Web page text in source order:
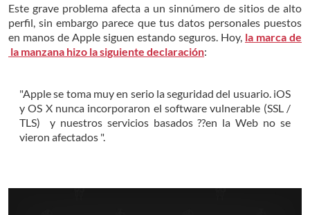
Este grave problema afecta a un sinnúmero de sitios de alto
perfil, sin embargo parece que tus datos personales puestos
en manos de Apple siguen estando seguros. Hoy, la marca de
la manzana hizo la siguiente declaración:
"Apple se toma muy en serio la seguridad del usuario. iOS
y OS X nunca incorporaron el software vulnerable (SSL /
TLS) y nuestros servicios basados ??en la Web no se
vieron afectados ".